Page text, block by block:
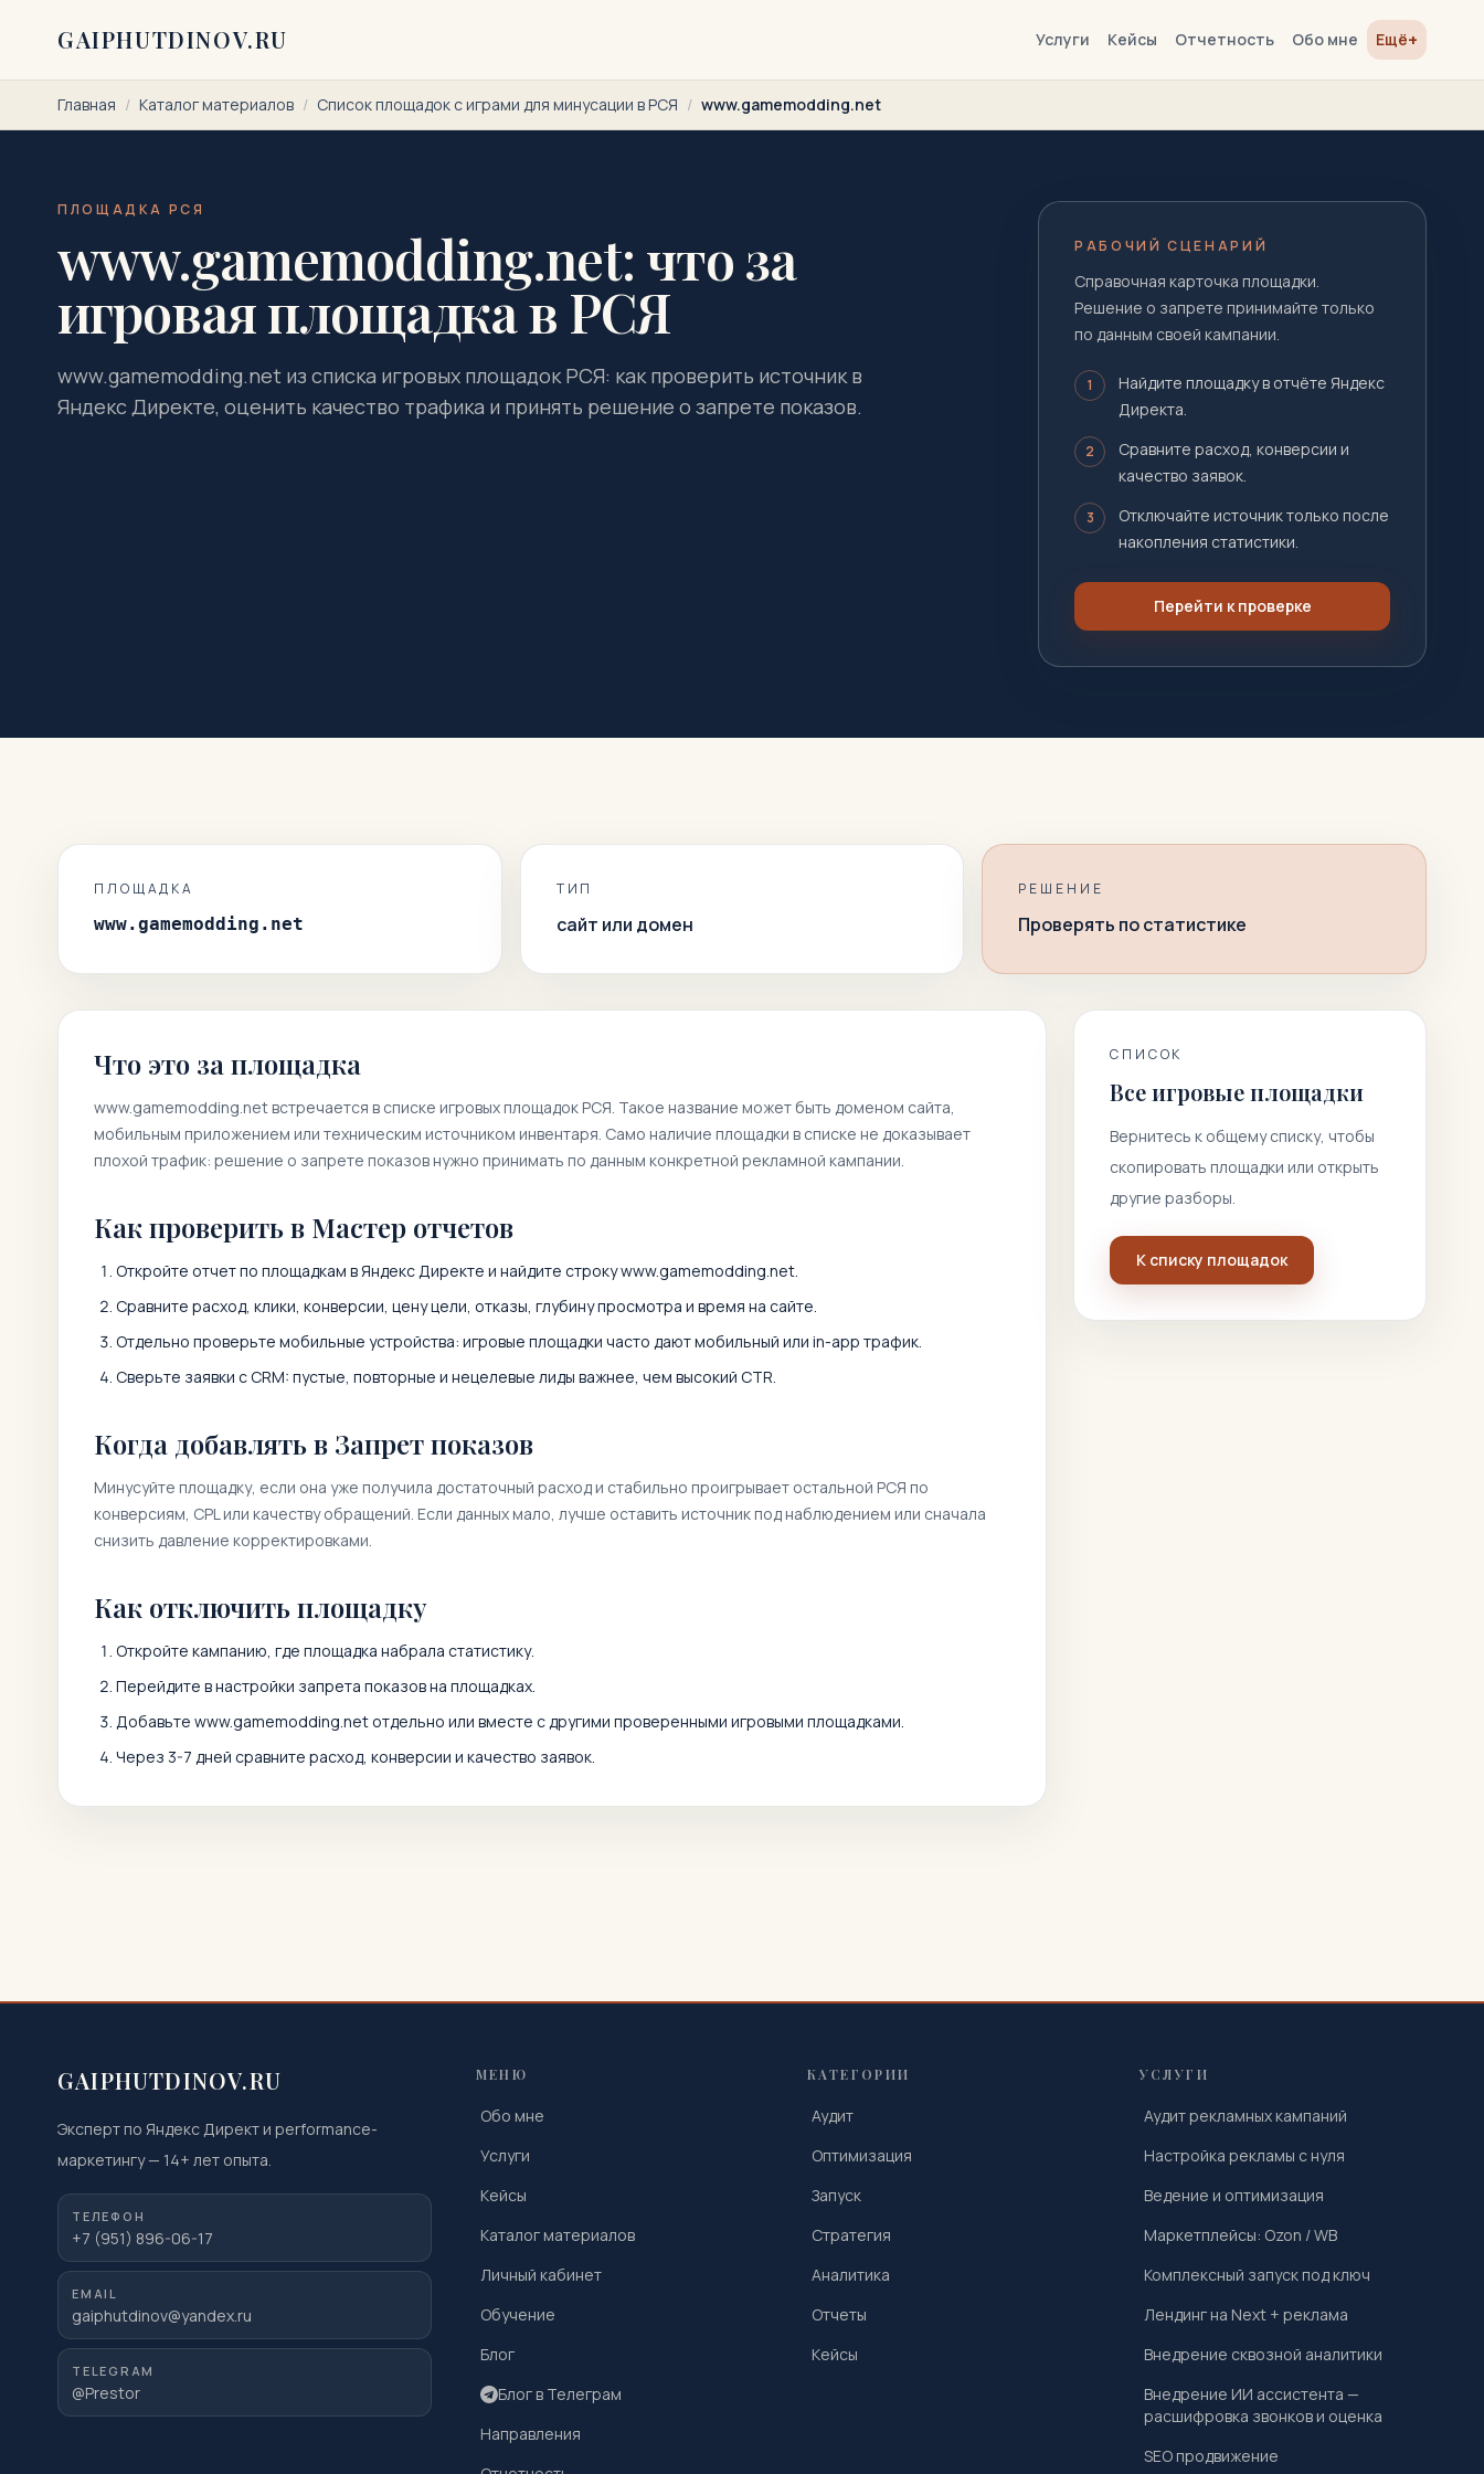
GAIPHUTDINOV.RU Услуги Кейсы Отчетность Обо мне Ещё+
Главная / Каталог материалов / Список площадок с играми для минусации в РСЯ / www.gamemodding.net
ПЛОЩАДКА РСЯ
www.gamemodding.net: что за
игровая площадка в РСЯ
www.gamemodding.net из списка игровых площадок РСЯ: как проверить источник в
Яндекс Директе, оценить качество трафика и принять решение о запрете показов.
РАБОЧИЙ СЦЕНАРИЙ
Справочная карточка площадки.
Решение о запрете принимайте только
по данным своей кампании.
1
Найдите площадку в отчёте Яндекс
Директа.
2
Сравните расход, конверсии и
качество заявок.
3
Отключайте источник только после
накопления статистики.
Перейти к проверке
ПЛОЩАДКА
www.gamemodding.net
ТИП
сайт или домен
РЕШЕНИЕ
Проверять по статистике
Что это за площадка
www.gamemodding.net встречается в списке игровых площадок РСЯ. Такое название может быть доменом сайта,
мобильным приложением или техническим источником инвентаря. Само наличие площадки в списке не доказывает
плохой трафик: решение о запрете показов нужно принимать по данным конкретной рекламной кампании.
Как проверить в Мастер отчетов
Откройте отчет по площадкам в Яндекс Директе и найдите строкуwww.gamemodding.net.
Сравните расход, клики, конверсии, цену цели, отказы, глубину просмотра и время на сайте.
Отдельно проверьте мобильные устройства: игровые площадки часто дают мобильный или in-app трафик.
Сверьте заявки с CRM: пустые, повторные и нецелевые лиды важнее, чем высокий CTR.
Когда добавлять в Запрет показов
Минусуйте площадку, если она уже получила достаточный расход и стабильно проигрывает остальной РСЯ по
конверсиям, CPL или качеству обращений. Если данных мало, лучше оставить источник под наблюдением или сначала
снизить давление корректировками.
Как отключить площадку
Откройте кампанию, где площадка набрала статистику.
Перейдите в настройки запрета показов на площадках.
Добавьте www.gamemodding.net отдельно или вместе с другими проверенными игровыми площадками.
Через 3-7 дней сравните расход, конверсии и качество заявок.
СПИСОК
Все игровые площадки
Вернитесь к общему списку, чтобы
скопировать площадки или открыть
другие разборы.
К списку площадок
GAIPHUTDINOV.RU
Эксперт по Яндекс Директ и performance-
маркетингу— 14+ лет опыта.
ТЕЛЕФОН
+7 (951) 896-06-17
EMAIL
gaiphutdinov@yandex.ru
TELEGRAM
@Prestor
МЕНЮ
Обо мне
Услуги
Кейсы
Каталог материалов
Личный кабинет
Обучение
Блог
Блог в Телеграм
Направления
КАТЕГОРИИ
Аудит
Оптимизация
Запуск
Стратегия
Аналитика
Отчеты
Кейсы
УСЛУГИ
Аудит рекламных кампаний
Настройка рекламы с нуля
Ведение и оптимизация
Маркетплейсы: Ozon / WB
Комплексный запуск под ключ
Лендинг на Next + реклама
Внедрение сквозной аналитики
Внедрение ИИ ассистента —
расшифровка звонков и оценка
SEO продвижение